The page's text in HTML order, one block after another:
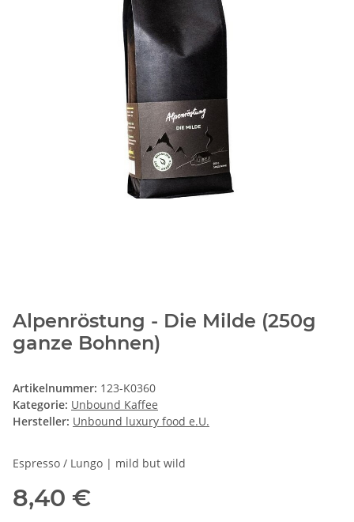
Alpenröstung - Die Milde (250g
ganze Bohnen)
Artikelnummer: 123-K0360
Kategorie: Unbound Kaffee
Hersteller: Unbound luxury food e.U.
Espresso / Lungo | mild but wild
8,40 €